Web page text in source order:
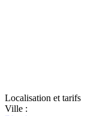
Localisation et tarifs
Ville :